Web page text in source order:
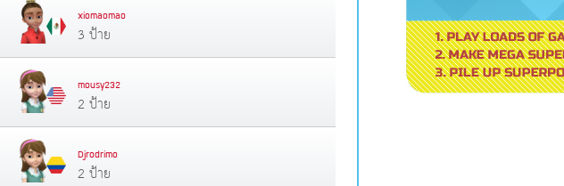
xiomaomao
3 ป้าย
mousy232
2 ป้าย
Djrodrimo
2 ป้าย